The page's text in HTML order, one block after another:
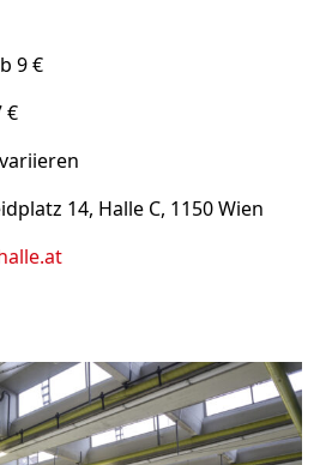
9 €
€
14, Halle C, 1150 Wien